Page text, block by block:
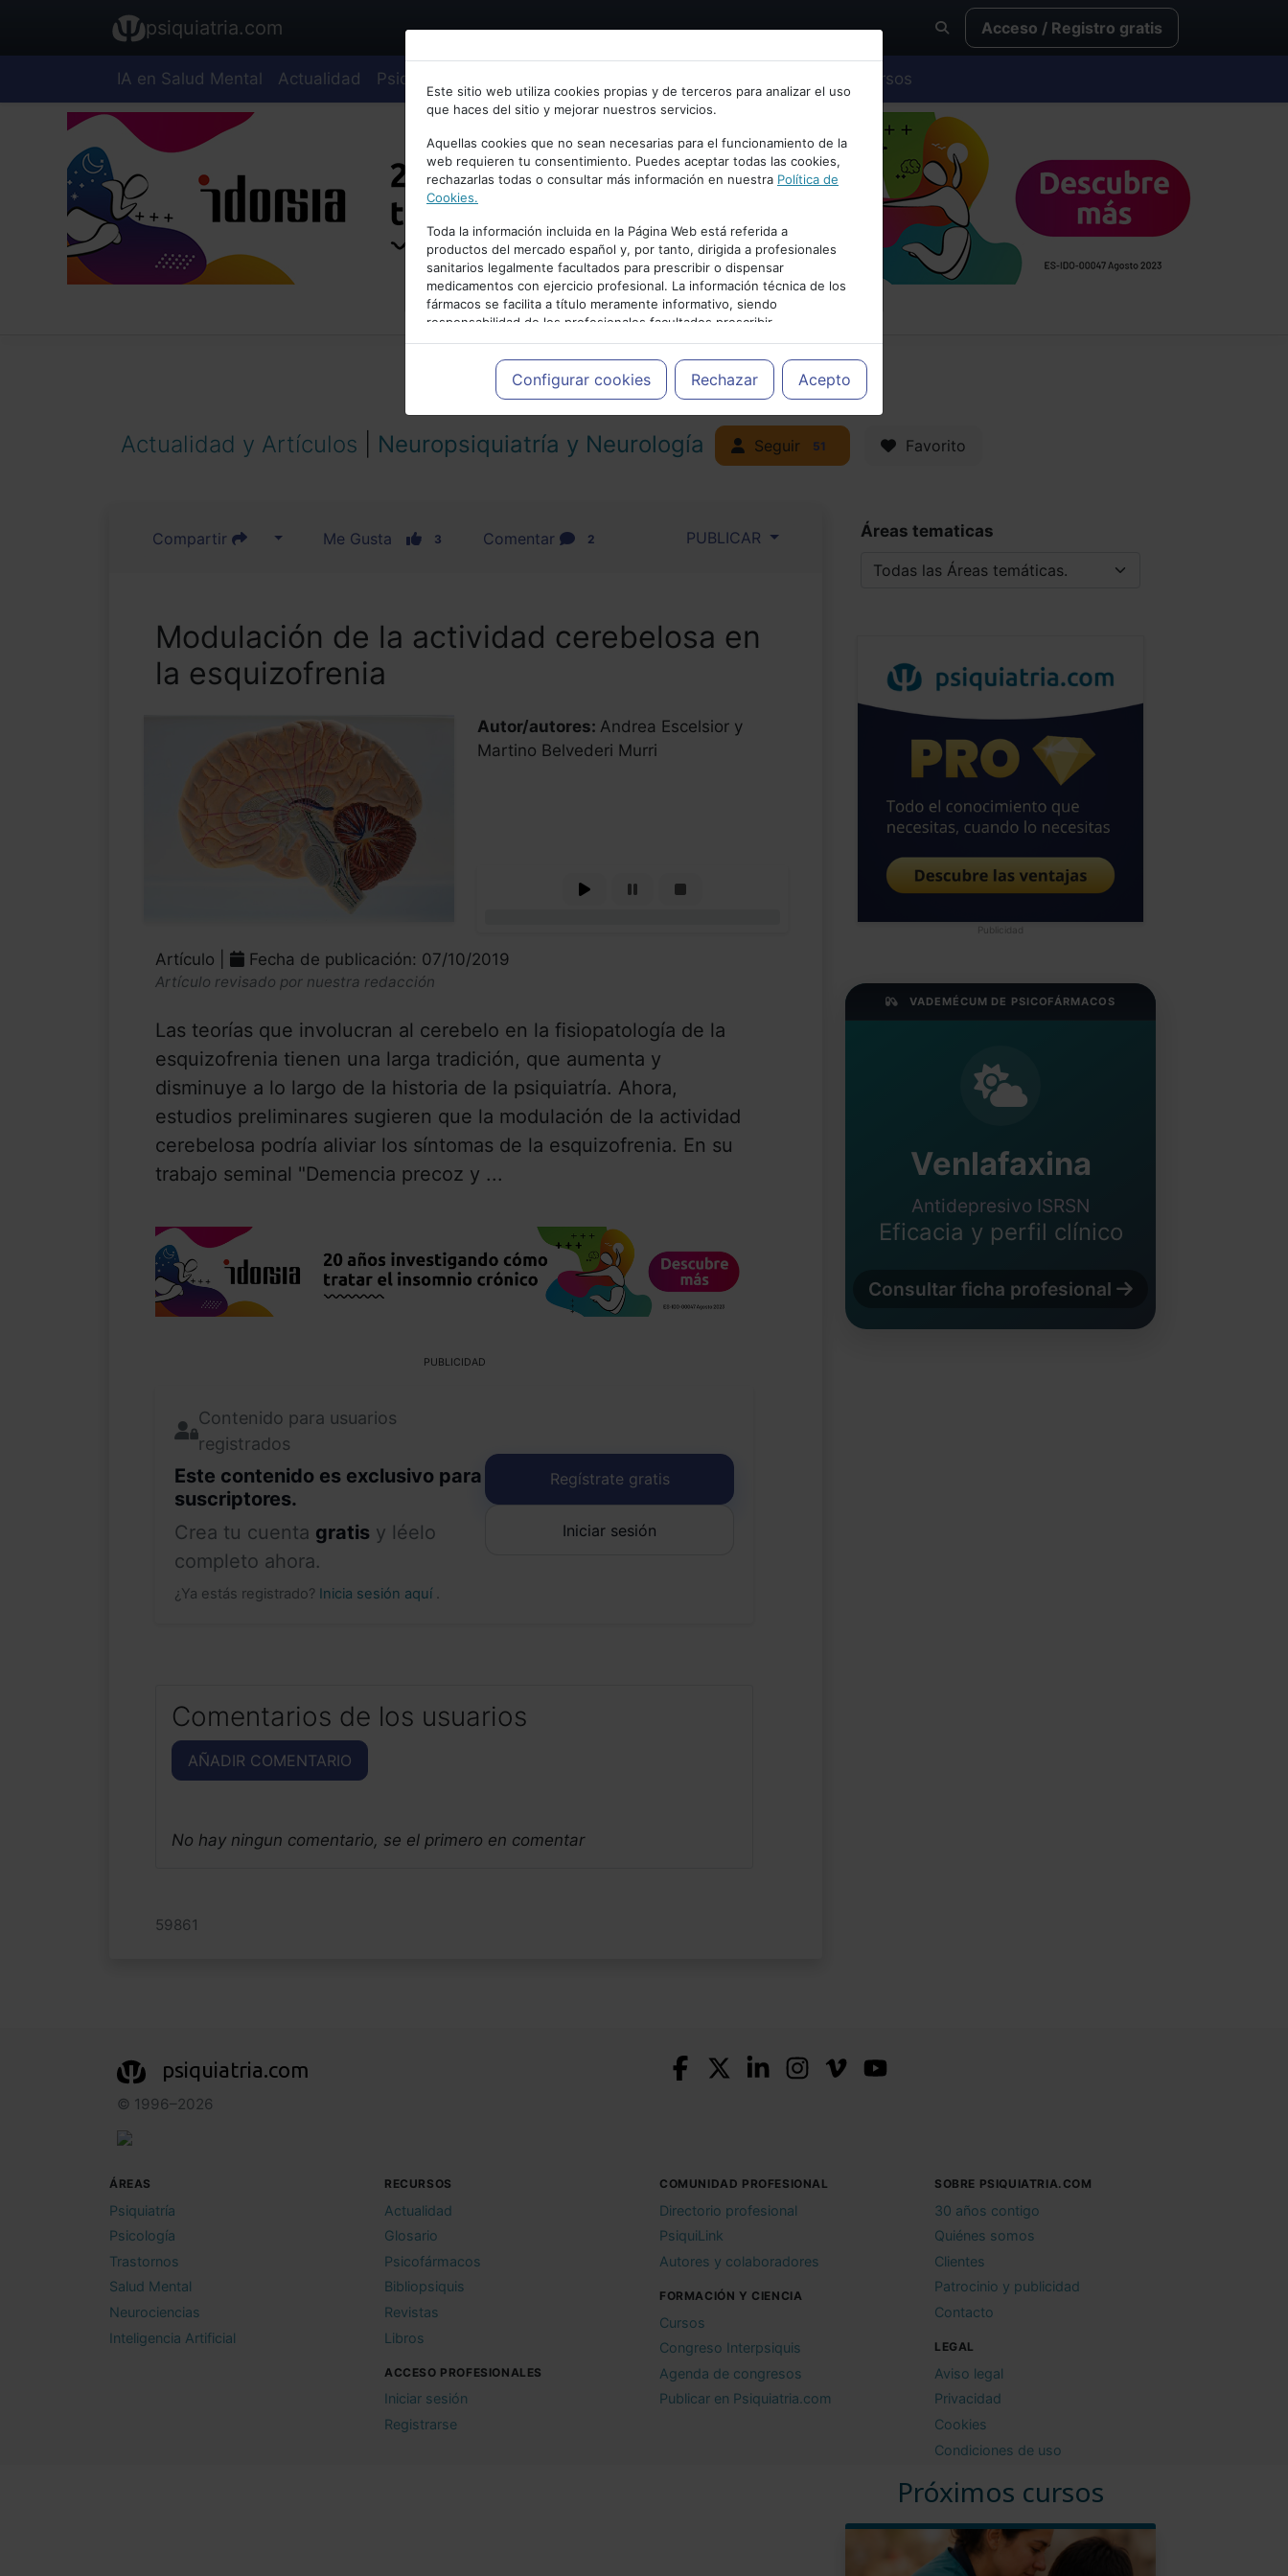
Bienvenid@ a psiquiatria.com
Escribe tu Email
Accede o regístrate con tu email.
Cancelar
psiquiatria.com Acceso / Registro gratis
IA en Salud Mental Actualidad Psiquiatría Cursos
Este sitio web utiliza cookies propias y de terceros para analizar el uso
que haces del sitio y mejorar nuestros servicios.
Aquellas cookies que no sean necesarias para el funcionamiento de la
web requieren tu consentimiento. Puedes aceptar todas las cookies,
rechazarlas todas o consultar más información en nuestra Política de
Cookies.
Toda la información incluida en la Página Web está referida a
productos del mercado español y, por tanto, dirigida a profesionales
sanitarios legalmente facultados para prescribir o dispensar
medicamentos con ejercicio profesional. La información técnica de los
fármacos se facilita a título meramente informativo, siendo
responsabilidad de los profesionales facultados prescribir
medicamentos y decidir, en cada caso concreto, el tratamiento más
adecuado a las necesidades del paciente.
Configurar cookies Rechazar Acepto
PUBLICIDAD
Actualidad y Artículos Neuropsiquiatría y Neurología Seguir 51 Favorito
Compartir Me Gusta 3 Comentar 2 PUBLICAR
Modulación de la actividad cerebelosa en
la esquizofrenia
Autor/autores: Andrea Escelsior y
Martino Belvederi Murri
Artículo | Fecha de publicación: 07/10/2019
Artículo revisado por nuestra redacción
Las teorías que involucran al cerebelo en la fisiopatología de la
esquizofrenia tienen una larga tradición, que aumenta y
disminuye a lo largo de la historia de la psiquiatría. Ahora,
estudios preliminares sugieren que la modulación de la actividad
cerebelosa podría aliviar los síntomas de la esquizofrenia. En su
trabajo seminal "Demencia precoz y ...
PUBLICIDAD
Contenido para usuarios
registrados
Este contenido es exclusivo para
suscriptores.
Crea tu cuenta gratis y léelo
completo ahora.
¿Ya estás registrado? Inicia sesión aquí .
Regístrate gratis
Iniciar sesión
Comentarios de los usuarios
AÑADIR COMENTARIO
No hay ningun comentario, se el primero en comentar
59861
Áreas tematicas
Publicidad
VADEMÉCUM DE PSICOFÁRMACOS
Venlafaxina
Antidepresivo ISRSN
Eficacia y perfil clínico
Consultar ficha profesional
Próximos cursos
psiquiatria.com
© 1996–2026
ÁREAS
Psiquiatría
Psicología
Trastornos
Salud Mental
Neurociencias
Inteligencia Artificial
RECURSOS
Actualidad
Glosario
Psicofármacos
Bibliopsiquis
Revistas
Libros
ACCESO PROFESIONALES
Iniciar sesión
Registrarse
COMUNIDAD PROFESIONAL
Directorio profesional
PsiquiLink
Autores y colaboradores
FORMACIÓN Y CIENCIA
Cursos
Congreso Interpsiquis
Agenda de congresos
Publicar en Psiquiatria.com
SOBRE PSIQUIATRIA.COM
30 años contigo
Quiénes somos
Clientes
Patrocinio y publicidad
Contacto
LEGAL
Aviso legal
Privacidad
Cookies
Condiciones de uso